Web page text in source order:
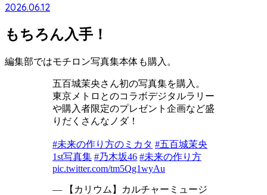
2026.06.12
もちろん入手！
編集部ではモチロン写真集本体も購入。
五百城茉央さん初の写真集を購入。
東京メトロとのコラボデジタルラリー
や購入者限定のプレゼント企画など盛
りだくさんなノダ！
#未来の作り方のミカタ #五百城茉央
1st写真集 #乃木坂46 #未来の作り方
pic.twitter.com/tm5Qg1wyAu
— 【カリウム】カルチャーミュージ